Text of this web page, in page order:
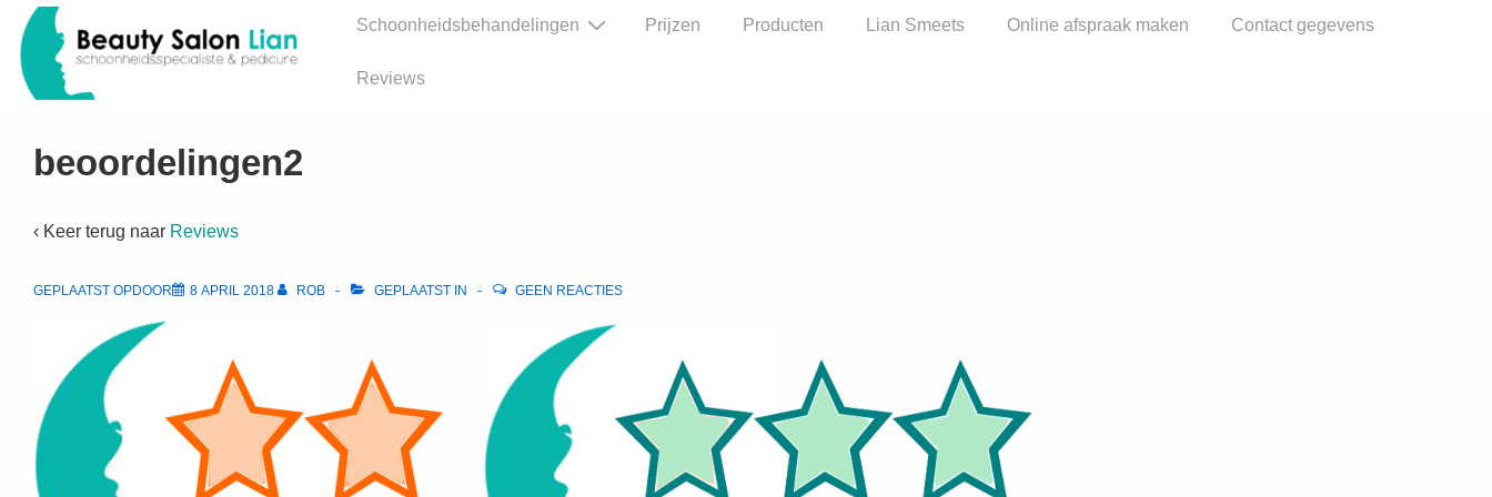
Doorgaan
naar
Hoofd
Schoonheidsbehandelingen Prijzen Producten Lian Smeets Online afspraak maken Contact gegevens
Reviews
beoordelingen2
‹ Keer terug naar Reviews
GEPLAATST OPDOOR 8 APRIL 2018 ROB GEPLAATST IN GEEN REACTIES